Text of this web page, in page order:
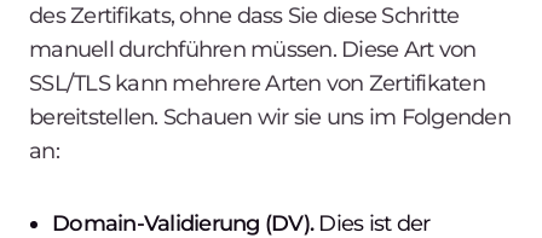
des Zertifikats, ohne dass Sie diese Schritte
manuell durchführen müssen. Diese Art von
SSL/TLS kann mehrere Arten von Zertifikaten
bereitstellen. Schauen wir sie uns im Folgenden
an:
Domain-Validierung (DV).Dies ist der